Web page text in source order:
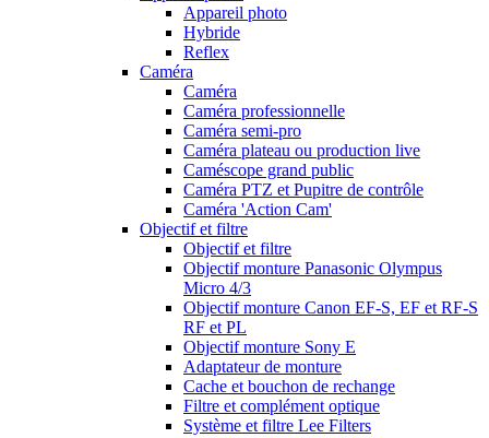
Appareil photo
Hybride
Reflex
Caméra
Caméra
Caméra professionnelle
Caméra semi-pro
Caméra plateau ou production live
Caméscope grand public
Caméra PTZ et Pupitre de contrôle
Caméra 'Action Cam'
Objectif et filtre
Objectif et filtre
Objectif monture Panasonic Olympus
Micro 4/3
Objectif monture Canon EF-S, EF et RF-S
RF et PL
Objectif monture Sony E
Adaptateur de monture
Cache et bouchon de rechange
Filtre et complément optique
Système et filtre Lee Filters